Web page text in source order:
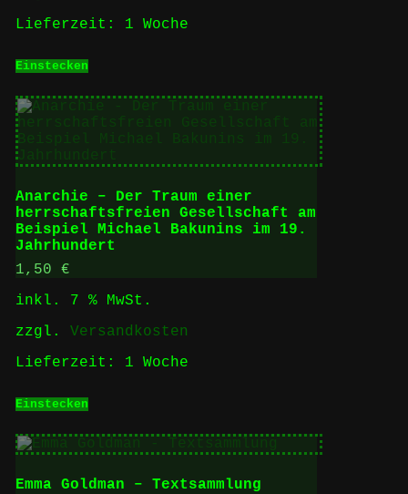
Lieferzeit: 1 Woche
Einstecken
Anarchie – Der Traum einer
herrschaftsfreien Gesellschaft am
Beispiel Michael Bakunins im 19.
Jahrhundert
1,50 €
inkl. 7 % MwSt.
zzgl. Versandkosten
Lieferzeit: 1 Woche
Einstecken
Emma Goldman – Textsammlung